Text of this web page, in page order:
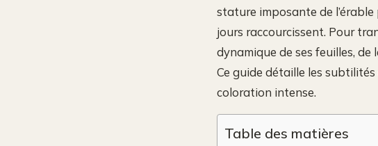
stature imposante de
jours raccourcissent. Pour
dynamique de ses feuilles,
Ce guide détaille les
coloration intense.
Table des matières